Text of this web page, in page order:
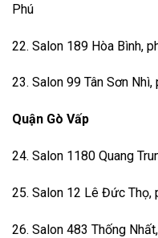
Phú
22. Salon 189 Hòa Bình,
23. Salon 99 Tân Sơn
Quận Gò Vấp
24. Salon 1180 Quang
25. Salon 12 Lê Đức Thọ,
26. Salon 483 Thống